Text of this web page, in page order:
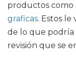
productos como
graficas. Estos
de lo que podría
revisión que se